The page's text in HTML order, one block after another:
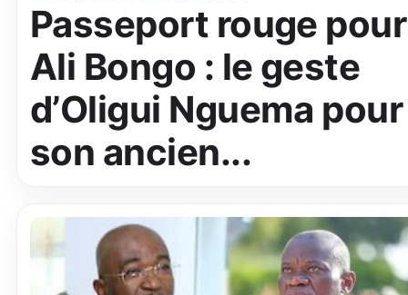
Passeport rouge pour
Ali Bongo : le geste
d’Oligui Nguema pour
son ancien...